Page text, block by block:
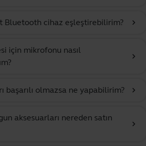
Bluetooth cihaz eşleştirebilirim? chevron_right
için mikrofonu nasıl
chevron_right
başarılı olmazsa ne yapabilirim? chevron_right
aksesuarları nereden satın
chevron_right